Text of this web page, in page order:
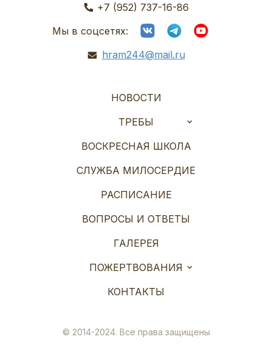
+7 (952) 737-16-86
Мы в соцсетях:
hram244@mail.ru
НОВОСТИ
ТРЕБЫ
ВОСКРЕСНАЯ ШКОЛА
СЛУЖБА МИЛОСЕРДИЕ
РАСПИСАНИЕ
ВОПРОСЫ И ОТВЕТЫ
ГАЛЕРЕЯ
ПОЖЕРТВОВАНИЯ
КОНТАКТЫ
© 2014-2024. Все права защищены